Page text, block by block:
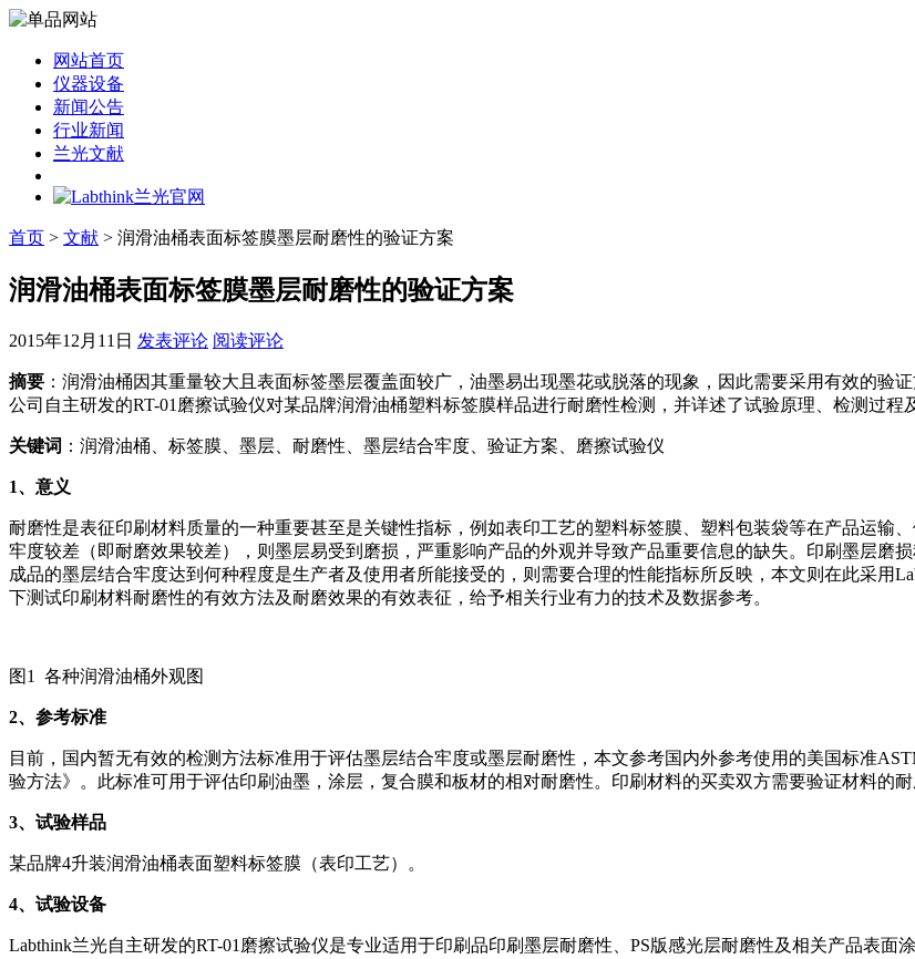
网站首页
仪器设备
新闻公告
行业新闻
兰光文献
首页 > 文献 > 润滑油桶表面标签膜墨层耐磨性的验证方案
润滑油桶表面标签膜墨层耐磨性的验证方案
2015年12月11日 发表评论 阅读评论
摘要 ：润滑油桶因其重量较大且表面标签墨层覆盖面较广，油墨易出现墨花或脱落的现象，因此需要采用有效的验
公司自主研发的RT-01磨擦试验仪对某品牌润滑油桶塑料标签膜样品进行耐磨性检测，并详述了试验原理、检测过
关键词 ：润滑油桶、标签膜、墨层、耐磨性、墨层结合牢度、验证方案、磨擦试验仪
1、意义
耐磨性是表征印刷材料质量的一种重要甚至是关键性指标，例如表印工艺的塑料标签膜、塑料包装袋等在产品运输
牢度较差（即耐磨效果较差），则墨层易受到磨损，严重影响产品的外观并导致产品重要信息的缺失。印刷墨层磨
成品的墨层结合牢度达到何种程度是生产者及使用者所能接受的，则需要合理的性能指标所反映，本文则在此采用
下测试印刷材料耐磨性的有效方法及耐磨效果的有效表征，给予相关行业有力的技术及数据参考。
图1 各种润滑油桶外观图
2、参考标准
目前，国内暂无有效的检测方法标准用于评估墨层结合牢度或墨层耐磨性，本文参考国内外参考使用的美国标准
验方法》。此标准可用于评估印刷油墨，涂层，复合膜和板材的相对耐磨性。印刷材料的买卖双方需要验证材料的
3、试验样品
某品牌4升装润滑油桶表面塑料标签膜（表印工艺）。
4、试验设备
Labthink兰光自主研发的RT-01磨擦试验仪是专业适用于印刷品印刷墨层耐磨性、PS版感光层耐磨性及相关产品表